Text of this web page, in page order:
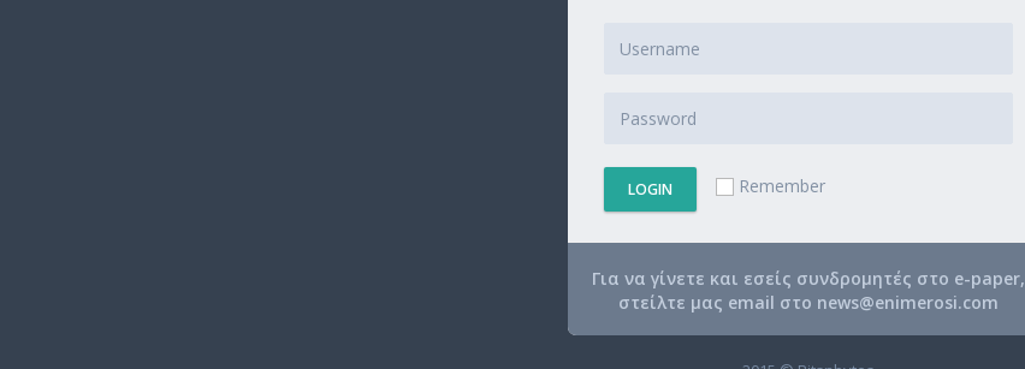
LOGIN Remember
Για να γίνετε και εσείς συνδρομητές στο e-paper,
στείλτε μας email στο news@enimerosi.com